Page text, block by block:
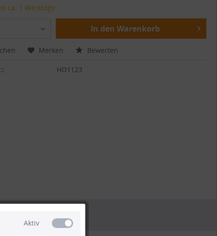
ca. 1 Werktage
In den Warenkorb
Merken Bewerten
HO1123
Aktiv